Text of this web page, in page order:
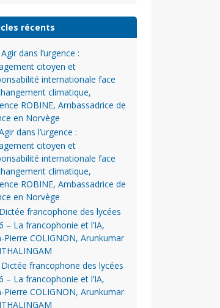
récents
dans l’urgence :
citoyen et
internationale face
climatique,
ROBINE, Ambassadrice de
en Norvège
dans l’urgence :
citoyen et
internationale face
climatique,
ROBINE, Ambassadrice de
en Norvège
francophone des lycées
– La francophonie et l’IA,
Pierre COLIGNON, Arunkumar
Dictée francophone des lycées
– La francophonie et l’IA,
Pierre COLIGNON, Arunkumar